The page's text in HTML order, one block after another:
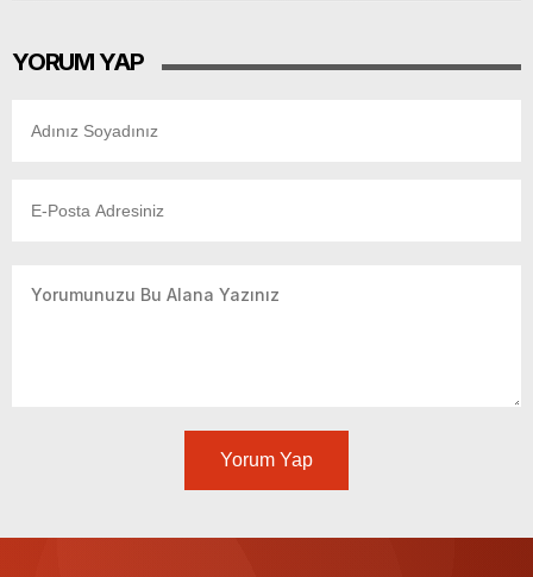
YORUM YAP
Yorum Yap